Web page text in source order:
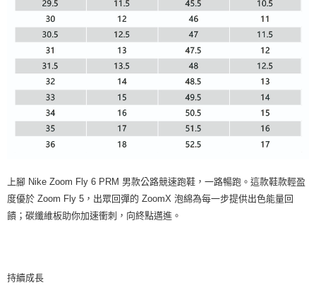
上腳 Nike Zoom Fly 6 PRM 男款公路競速跑鞋，一路暢跑。這款鞋款輕盈
度優於 Zoom Fly 5，出眾回彈的 ZoomX 泡綿為每一步提供出色能量回
饋；碳纖維板助你加速衝刺，向終點邁進。
持續成長